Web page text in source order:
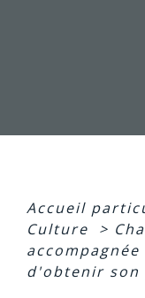
Accueil
Culture
>
d'obtenir son